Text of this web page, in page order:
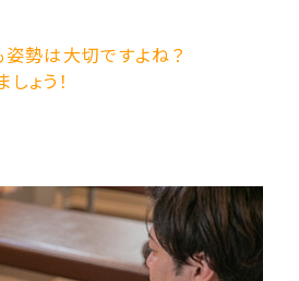
勢は大切ですよね？
ょう！